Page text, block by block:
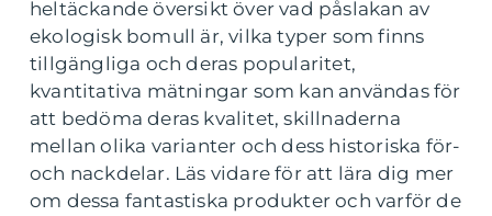
heltäckande översikt över vad påslakan av
ekologisk bomull är, vilka typer som finns
tillgängliga och deras popularitet,
kvantitativa mätningar som kan användas för
att bedöma deras kvalitet, skillnaderna
mellan olika varianter och dess historiska för-
och nackdelar. Läs vidare för att lära dig mer
om dessa fantastiska produkter och varför de